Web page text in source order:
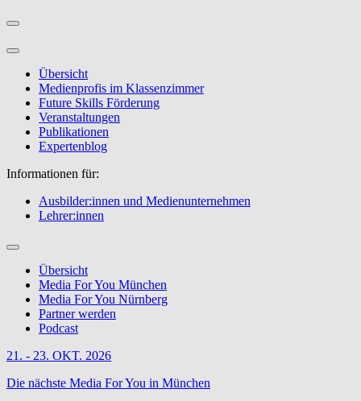
Übersicht
Medienprofis im Klassenzimmer
Future Skills Förderung
Veranstaltungen
Publikationen
Expertenblog
Informationen für:
Ausbilder:innen und Medienunternehmen
Lehrer:innen
Übersicht
Media For You München
Media For You Nürnberg
Partner werden
Podcast
21. - 23. OKT. 2026
Die nächste Media For You in München